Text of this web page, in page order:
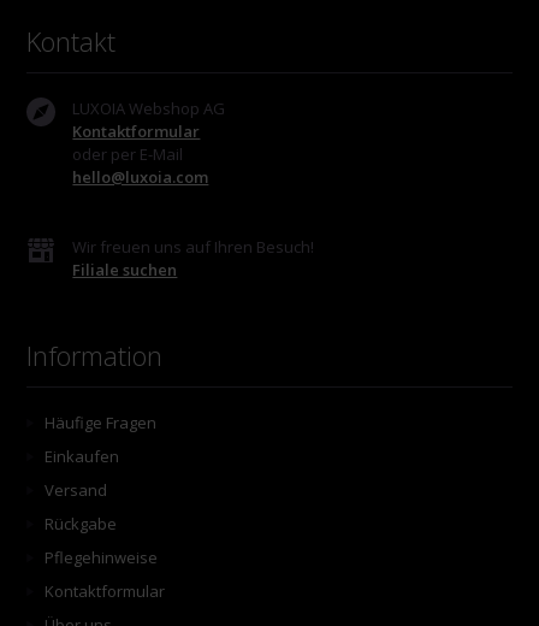
Kontakt
LUXOIA Webshop AG
Kontaktformular
oder per E-Mail
hello@luxoia.com
Wir freuen uns auf Ihren Besuch!
Filiale suchen
Information
Häufige Fragen
Einkaufen
Versand
Rückgabe
Pflegehinweise
Kontaktformular